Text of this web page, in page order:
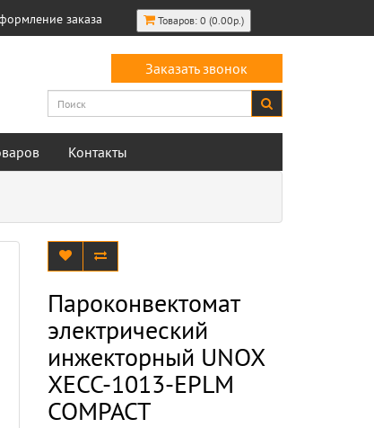
заказа Товаров: 0 (0.00р.)
Заказать звонок
Контакты
Пароконвектомат
электрический
инжекторный UNOX
XECC-1013-EPLM
COMPACT